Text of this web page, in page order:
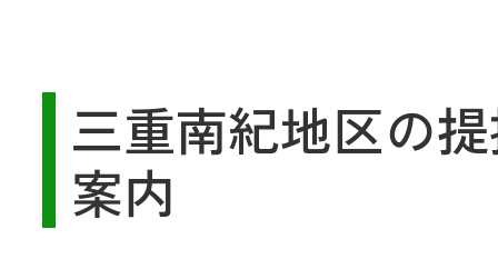
三重南紀地区の
案内